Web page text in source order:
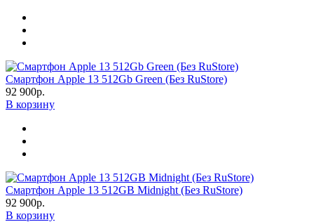
Смартфон Apple 13 512Gb Green (Без RuStore)
92 900р.
В корзину
Смартфон Apple 13 512GB Midnight (Без RuStore)
92 900р.
В корзину